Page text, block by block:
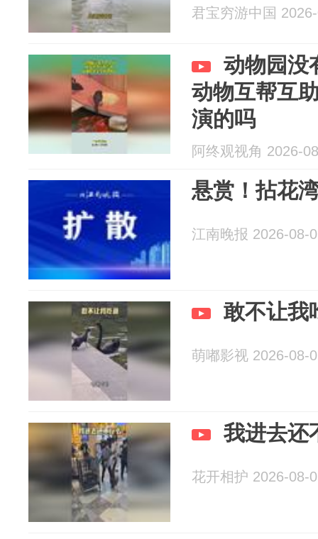
君宝穷游中国
动物园没
动物互帮互
演的吗
阿终观视角 2026-
悬赏！拈花
江南晚报 2026-08-
敢不让我
萌嘟影视 2026-08-
我进去还
花开相护 2026-08-